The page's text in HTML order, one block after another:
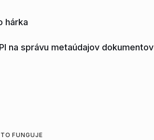
hárka
na správu metaúdajov dokumentov
FUNGUJE